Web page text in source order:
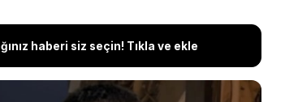
haberi siz seçin! Tıkla ve ekle